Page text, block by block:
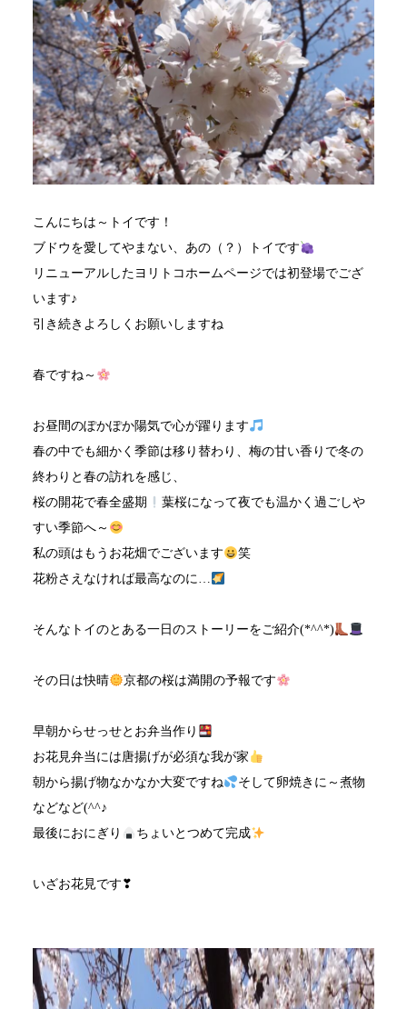
こんにちは～トイです！
ブドウを愛してやまない、あの（？）トイです
リニューアルしたヨリトコホームページでは初登場でござ
います♪
引き続きよろしくお願いしますね
春ですね～
お昼間のぽかぽか陽気で心が躍ります
春の中でも細かく季節は移り替わり、梅の甘い香りで冬の
終わりと春の訪れを感じ、
桜の開花で春全盛期
葉桜になって夜でも温かく過ごしや
すい季節へ～
私の頭はもうお花畑でございます
笑
花粉さえなければ最高なのに…
そんなトイのとある一日のストーリーをご紹介(*^^*)
その日は快晴 京都の桜は満開の予報です
早朝からせっせとお弁当作り
お花見弁当には唐揚げが必須な我が家
朝から揚げ物なかなか大変ですね
そして卵焼きに～煮物
などなど(^^♪
最後におにぎり
ちょいとつめて完成
いざお花見です❣